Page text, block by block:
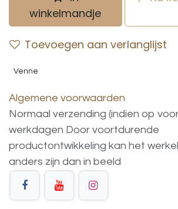
winkelmandje
Toevoegen aan verlanglijst
Venne
Algemene voorwaarden
Normaal verzending (indien op
werkdagen Door voortdurende
productontwikkeling kan het
anders zijn dan in beeld